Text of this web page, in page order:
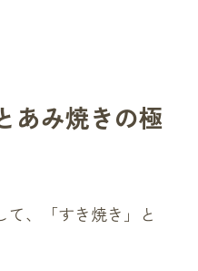
あみ焼きの極
、「すき焼き」と